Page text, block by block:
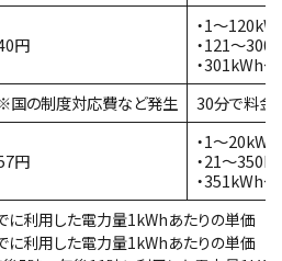
円
・1〜
・121〜
・301kWh
国の制度対応費など発生 30分で料金
円
・1〜20kWh
・21〜
・351kWh
利用した電力量1kWhあたりの単価
利用した電力量1kWhあたりの単価